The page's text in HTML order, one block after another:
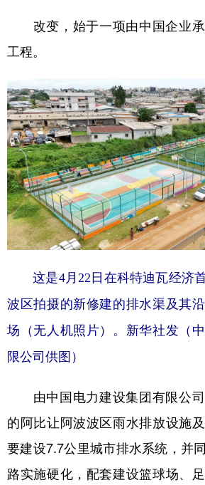
改变，始于一项由中国企业承
工程。
这是4月22日在科特迪瓦经济
波区拍摄的新修建的排水渠及其
场（无人机照片）。新华社发（
限公司供图）
由中国电力建设集团有限公司
的阿比让阿波波区雨水排放设施
要建设7.7公里城市排水系统，并
路实施硬化，配套建设篮球场、